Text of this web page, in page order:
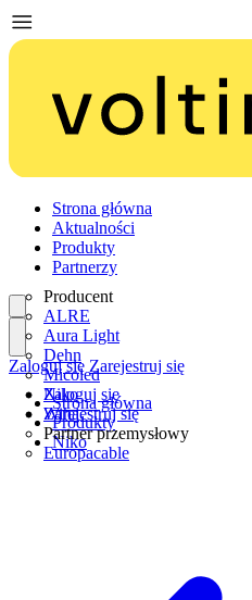
Strona główna
Aktualności
Produkty
Partnerzy
Producent
ALRE
Aura Light
Dehn
Micoled
Niko
Wiha
Partner przemysłowy
Europacable
Zaloguj się
Zarejestruj się
Zaloguj się Zarejestruj się
Strona główna
Produkty
Niko